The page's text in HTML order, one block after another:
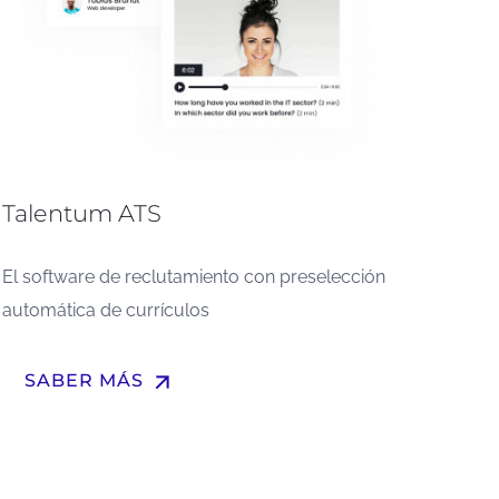
Talentum ATS
El software de reclutamiento con preselección
automática de currículos
SABER MÁS arrow_upward